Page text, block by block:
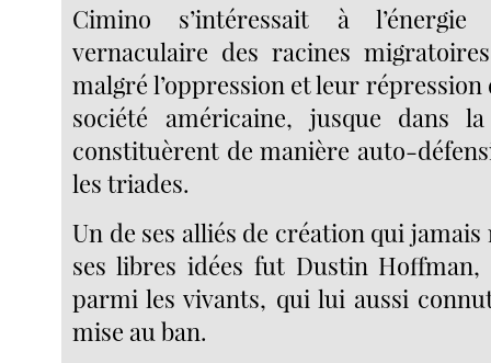
Cimino s’intéressait à
vernaculaire des racines
malgré l’oppression et leur répression
société américaine, jusque dans
constituèrent de manière auto-
les triades.
Un de ses alliés de création qui
ses libres idées fut Dustin
parmi les vivants, qui lui aussi
mise au ban.